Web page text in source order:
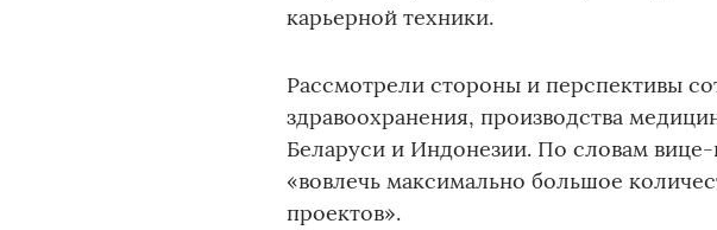
карьерной техники.
Рассмотрели стороны и перспективы
здравоохранения, производства
Беларуси и Индонезии. По словам
«вовлечь максимально большое
проектов».